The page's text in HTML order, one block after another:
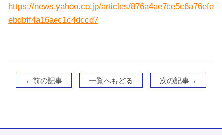
https://news.yahoo.co.jp/articles/876a4ae7ce5c6a76efe
ebdbff4a16aec1c4dccd7
←前の記事 一覧へもどる 次の記事→